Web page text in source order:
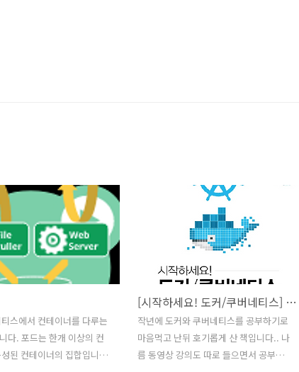
스에서 컨테이너를 다루는
다. 포드는 한개 이상의 컨
된 컨테이너의 집합입니다.
[시작하세요! 도커/쿠버네티스] 개인스터디 시작
작년에 도커와 쿠버네티스를 공부하기로
마음먹고 난뒤 호기롭게 산 책입니다.. 나
름 동영상 강의도 따로 들으면서 공부했